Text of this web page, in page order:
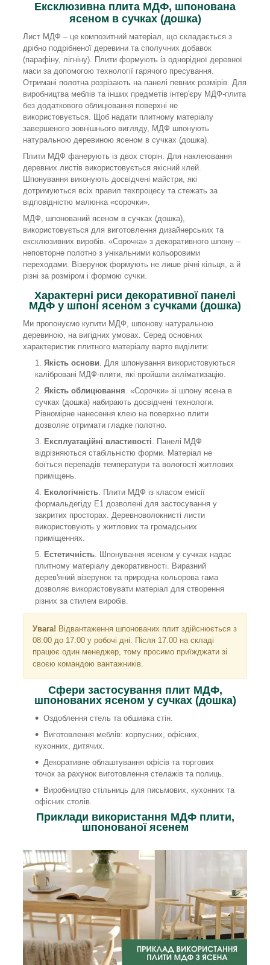
Ексклюзивна плита МДФ, шпонована
ясеном в сучках (дошка)
Лист МДФ – це композитний матеріал, що складається з
дрібно подрібненої деревини та сполучних добавок
(парафіну, лігніну). Плити формують із однорідної деревної
маси за допомогою технології гарячого пресування.
Отримані полотна розрізають на панелі певних розмірів. Для
виробництва меблів та інших предметів інтер'єру МДФ-плита
без додаткового облицювання поверхні не
використовується. Щоб надати плитному матеріалу
завершеного зовнішнього вигляду, МДФ шпонують
натуральною деревиною ясеном в сучках (дошка).
Плити МДФ фанерують із двох сторін. Для наклеювання
деревних листів використовується якісний клей.
Шпонування виконують досвідчені майстри, які
дотримуються всіх правил техпроцесу та стежать за
відповідністю малюнка «сорочки».
МДФ, шпонований ясеном в сучках (дошка),
використовується для виготовлення дизайнерських та
ексклюзивних виробів. «Сорочка» з декоративного шпону –
неповторне полотно з унікальними кольоровими
переходами. Візерунок формують не лише річні кільця, а й
різні за розміром і формою сучки.
Характерні риси декоративної панелі
МДФ у шпоні ясеном з сучками (дошка)
Ми пропонуємо купити МДФ, шпонову натуральною
деревиною, на вигідних умовах. Серед основних
характеристик плитного матеріалу варто виділити:
Якість основи . Для шпонування використовуються
калібровані МДФ-плити, які пройшли акліматизацію.
Якість облицювання . «Сорочки» зі шпону ясена в
сучках (дошка) набирають досвідчені технологи.
Рівномірне нанесення клею на поверхню плити
дозволяє отримати гладке полотно.
Експлуатаційні властивості . Панелі МДФ
відрізняються стабільністю форми. Матеріал не
боїться перепадів температури та вологості житлових
приміщень.
Екологічність . Плити МДФ із класом емісії
формальдегіду Е1 дозволені для застосування у
закритих просторах. Деревноволокнисті листи
використовують у житлових та громадських
приміщеннях.
Естетичність . Шпонування ясеном у сучках надає
плитному матеріалу декоративності. Виразний
дерев'яний візерунок та природна кольорова гама
дозволяє використовувати матеріал для створення
різних за стилем виробів.
Увага! Відвантаження шпонованих плит здійснюється з
08:00 до 17:00 у робочі дні. Після 17.00 на складі
працює один менеджер, тому просимо приїжджати зі
своєю командою вантажників.
Сфери застосування плит МДФ,
шпонованих ясеном у сучках (дошка)
Оздоблення стель та обшивка стін.
Виготовлення меблів: корпусних, офісних,
кухонних, дитячих.
Декоративне облаштування офісів та торгових
точок за рахунок виготовлення стелажів та полиць.
Виробництво стільниць для письмових, кухонних та
офісних столів.
Приклади використання МДФ плити,
шпонованої ясенем